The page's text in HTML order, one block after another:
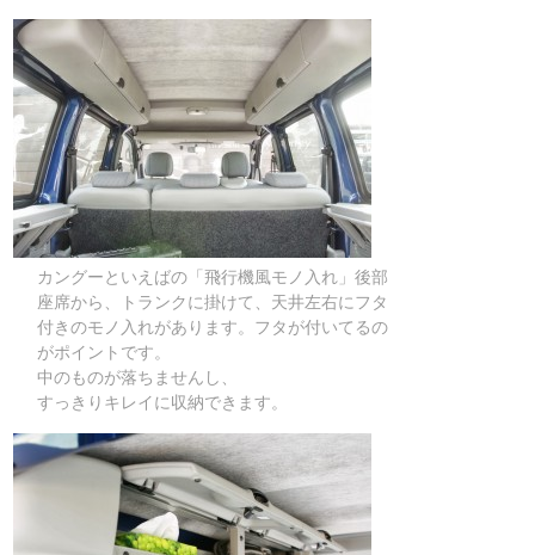
カングーといえばの「飛行機風モノ入れ」後部
座席から、トランクに掛けて、天井左右にフタ
付きのモノ入れがあります。フタが付いてるの
がポイントです。
中のものが落ちませんし、
すっきりキレイに収納できます。